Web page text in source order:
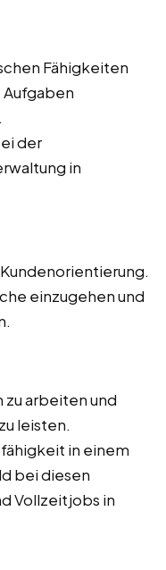
Fähigkeiten
der
in
einzugehen und
arbeiten und
leisten.
in einem
bei diesen
Vollzeitjobs in